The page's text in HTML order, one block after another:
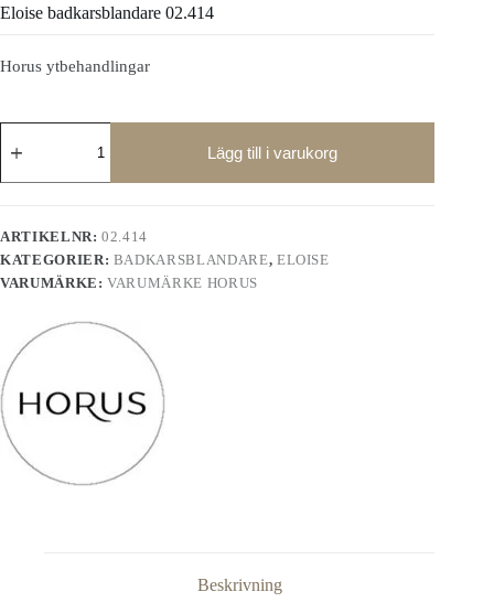
Eloise badkarsblandare 02.414
Horus ytbehandlingar
Eloise
badkarsblandare
mängd
Lägg till i varukorg
ARTIKELNR:02.414
KATEGORIER: BADKARSBLANDARE, ELOISE
VARUMÄRKE:VARUMÄRKE HORUS
Beskrivning